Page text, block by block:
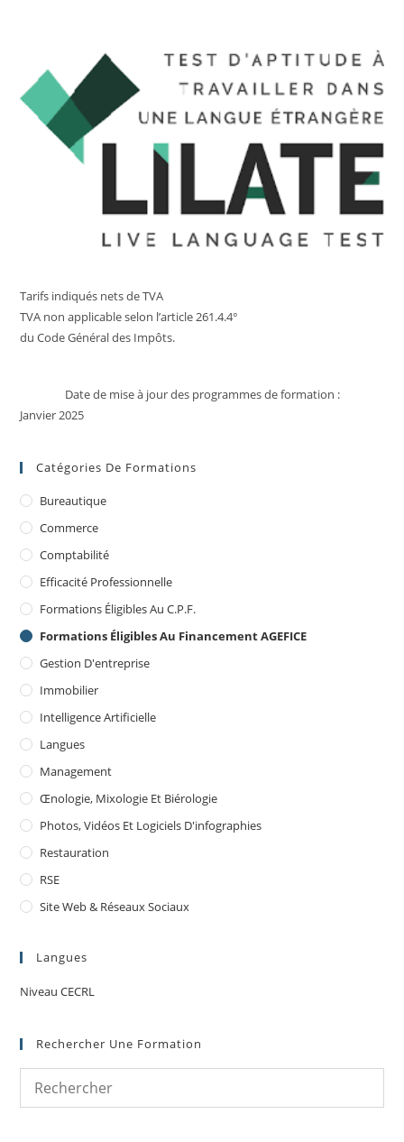
Tarifs indiqués nets de TVA
TVA non applicable selon l’article 261.4.4°
du Code Général des Impôts.
Date de mise à jour des programmes de formation :
Janvier 2025
Catégories De Formations
Bureautique
Commerce
Comptabilité
Efficacité Professionnelle
Formations Éligibles Au C.P.F.
Formations Éligibles Au Financement AGEFICE
Gestion D'entreprise
Immobilier
Intelligence Artificielle
Langues
Management
Œnologie, Mixologie Et Biérologie
Photos, Vidéos Et Logiciels D'infographies
Restauration
RSE
Site Web & Réseaux Sociaux
Langues
Niveau CECRL
Rechercher Une Formation